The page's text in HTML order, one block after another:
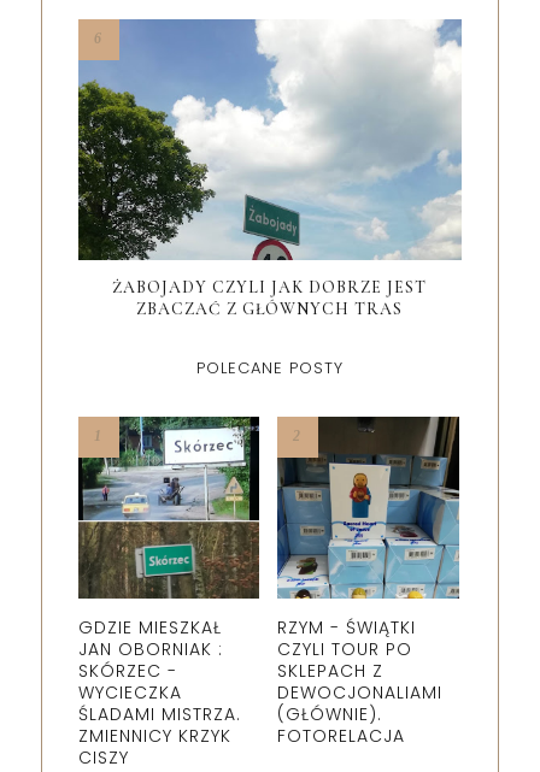
ŻABOJADY CZYLI JAK DOBRZE JEST
ZBACZAĆ Z GŁÓWNYCH TRAS
POLECANE POSTY
GDZIE MIESZKAŁ
JAN OBORNIAK :
SKÓRZEC -
WYCIECZKA
ŚLADAMI MISTRZA.
ZMIENNICY KRZYK
CISZY
RZYM - ŚWIĄTKI
CZYLI TOUR PO
SKLEPACH Z
DEWOCJONALIAMI
(GŁÓWNIE).
FOTORELACJA